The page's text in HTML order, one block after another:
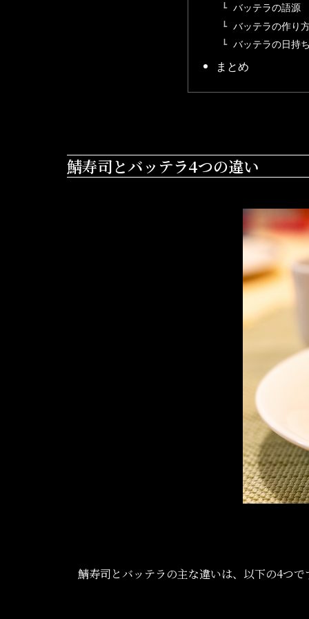
バッテラの語源
バッテラの作り
バッテラの日持
まとめ
鯖寿司とバッテラ4つの違い
鯖寿司とバッテラの主な違いは、以下の4つで